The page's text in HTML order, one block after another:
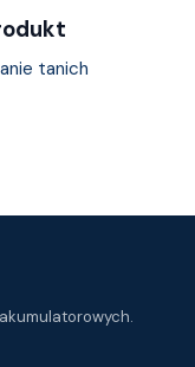
tanich